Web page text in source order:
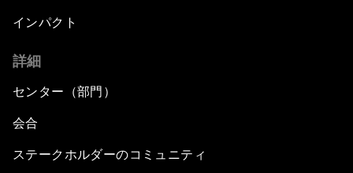
インパクト
詳細
センター（部門）
会合
ステークホルダーのコミュニティ